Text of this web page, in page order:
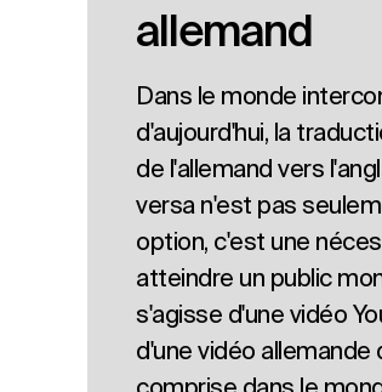
allemand
Dans le monde
d'aujourd'hui, la
de l'allemand vers
versa n'est pas
option, c'est une
atteindre un public
s'agisse d'une vidéo
d'une vidéo allemande